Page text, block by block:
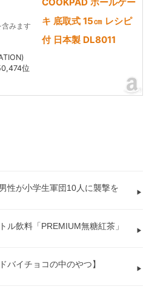
みます
キ 底取式 15㎝ レシピ
付 日本製 DL8011
位
性が小学生軍団10人に襲撃を
ル飲料「PREMIUM無糖紅茶」
バイチョコの中のやつ】